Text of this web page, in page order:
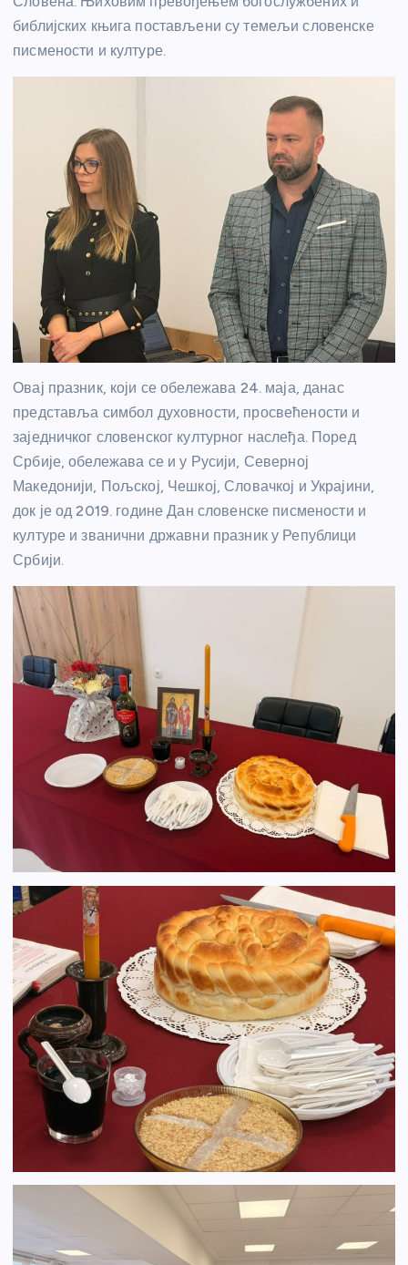
библијских књига постављени су темељи словенске
писмености и културе.
Овај празник, који се обележава 24. маја, данас
представља симбол духовности, просвећености и
заједничког словенског културног наслеђа. Поред
Србије, обележава се и у Русији, Северној
Македонији, Пољској, Чешкој, Словачкој и Украјини,
док је од 2019. године Дан словенске писмености и
културе и званични државни празник у Републици
Србији.